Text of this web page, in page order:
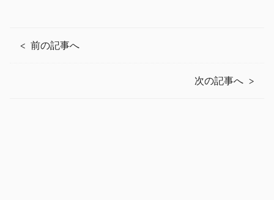
前の記事へ
次の記事へ